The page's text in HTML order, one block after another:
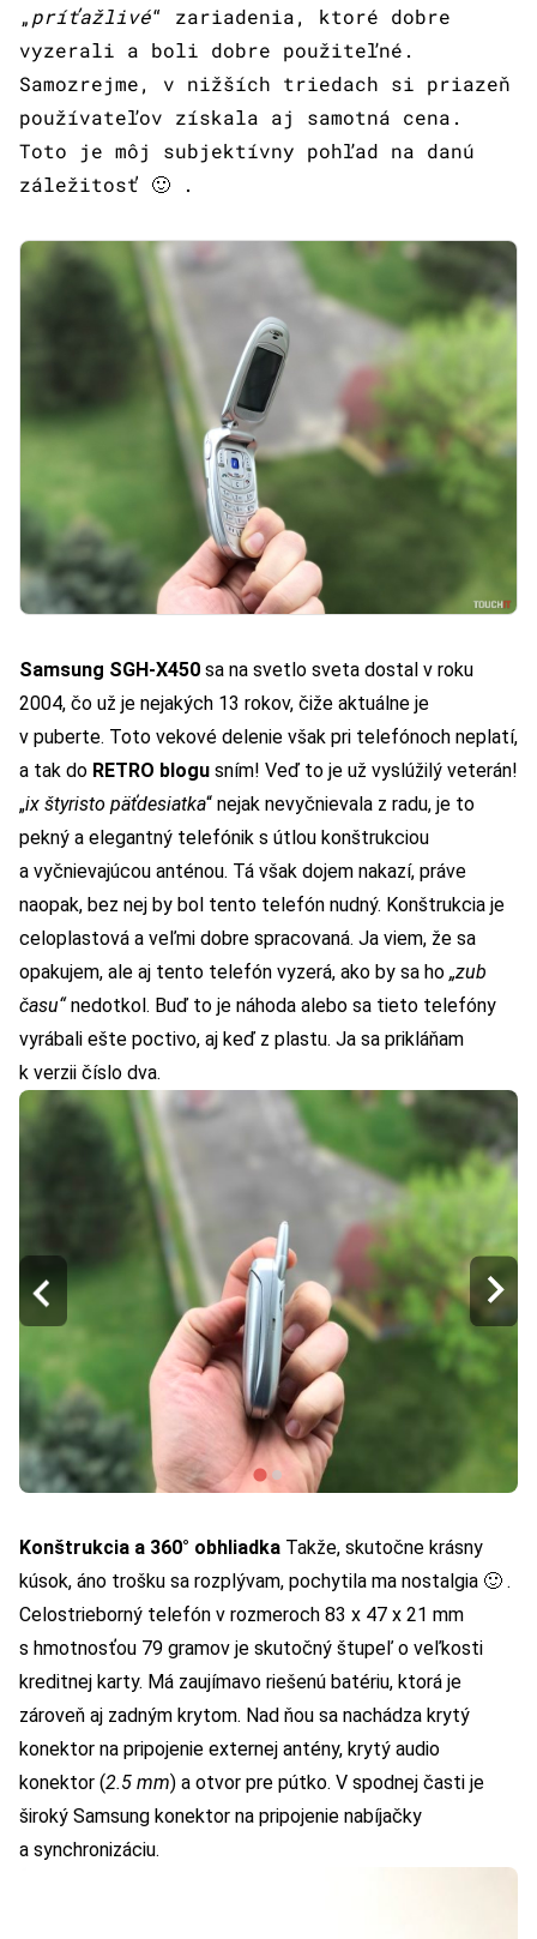
„príťažlivé“ zariadenia, ktoré dobre
vyzerali a boli dobre použiteľné.
Samozrejme, v nižších triedach si priazeň
používateľov získala aj samotná cena.
Toto je môj subjektívny pohľad na danú
záležitosť 🙂 .
Samsung SGH-X450 sa na svetlo sveta dostal v roku
2004, čo už je nejakých 13 rokov, čiže aktuálne je
v puberte. Toto vekové delenie však pri telefónoch neplatí,
a tak do RETRO blogu sním! Veď to je už vyslúžilý veterán!
„ix štyristo päťdesiatka“ nejak nevyčnievala z radu, je to
pekný a elegantný telefónik s útlou konštrukciou
a vyčnievajúcou anténou. Tá však dojem nakazí, práve
naopak, bez nej by bol tento telefón nudný. Konštrukcia je
celoplastová a veľmi dobre spracovaná. Ja viem, že sa
opakujem, ale aj tento telefón vyzerá, ako by sa ho „zub
času“nedotkol. Buď to je náhoda alebo sa tieto telefóny
vyrábali ešte poctivo, aj keď z plastu. Ja sa prikláňam
k verzii číslo dva.
Konštrukcia a 360° obhliadka Takže, skutočne krásny
kúsok, áno trošku sa rozplývam, pochytila ma nostalgia 🙂 .
Celostrieborný telefón v rozmeroch 83 x 47 x 21 mm
s hmotnosťou 79 gramov je skutočný štupeľ o veľkosti
kreditnej karty. Má zaujímavo riešenú batériu, ktorá je
zároveň aj zadným krytom. Nad ňou sa nachádza krytý
konektor na pripojenie externej antény, krytý audio
konektor (2.5 mm) a otvor pre pútko. V spodnej časti je
široký Samsung konektor na pripojenie nabíjačky
a synchronizáciu.